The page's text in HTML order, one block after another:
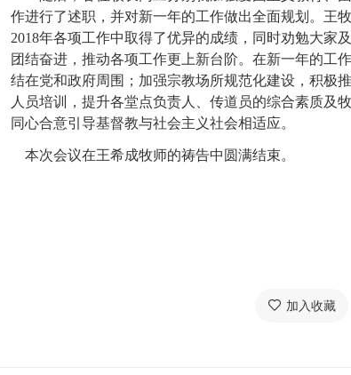
作进行了述职，并对新一年的工作做出全面规划。王
2018年各项工作中取得了优异的成绩，同时劝勉大家
团结奋进，推动各项工作更上新台阶。在新一年的工
结在党和政府周围；加强宗教场所规范化建设，积极
人员培训，提升各堂点负责人、传道员的综合素质及
同心合意引导基督教与社会主义社会相适应。
本次会议在王希成牧师的祷告中圆满结束。
加入收藏